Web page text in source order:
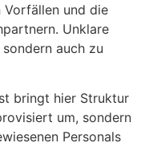
Vorfällen und die
Unklare
auch zu
bringt hier Struktur
um, sondern
Personals